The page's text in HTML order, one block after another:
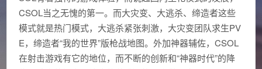
CSOL当之无愧的第一。而大灾变、大逃杀、缔造者这些
模式就是热门模式，大逃杀紧张刺激，大灾变团队求生PV
E，缔造者“我的世界”版枪战地图。外加神器辅佐，CSOL
在射击游戏有它的地位，而不断的创新和“神器时代”的降